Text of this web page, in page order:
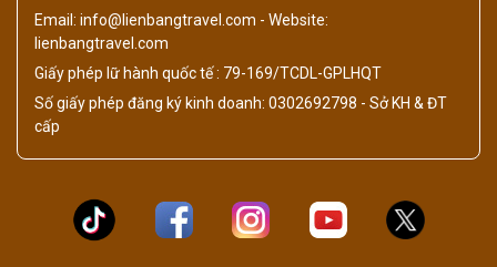
Email: info@lienbangtravel.com - Website:
lienbangtravel.com
Giấy phép lữ hành quốc tế : 79-169/TCDL-GPLHQT
Số giấy phép đăng ký kinh doanh: 0302692798 - Sở KH & ĐT
cấp